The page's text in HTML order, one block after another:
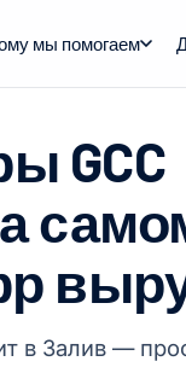
мы помогаем
GCC
в Залив —